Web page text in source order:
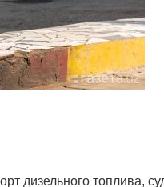
дизельного топлива,